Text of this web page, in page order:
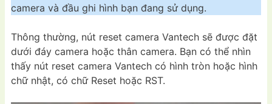
camera và đầu ghi hình bạn đang sử dụng.
Thông thường, nút reset camera Vantech sẽ được đặt
dưới đáy camera hoặc thân camera. Bạn có thể nhìn
thấy nút reset camera Vantech có hình tròn hoặc hình
chữ nhật, có chữ Reset hoặc RST.